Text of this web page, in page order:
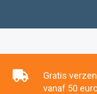
Gratis
vanaf 50